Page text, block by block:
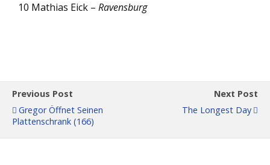
10 Mathias Eick – Ravensburg
Previous Post
Gregor Öffnet Seinen
Plattenschrank (166)
Next Post
The Longest Day